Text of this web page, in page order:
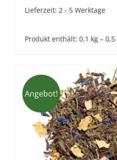
Lieferzeit: 2 - 5 Werktage
Produkt enthält: 0,1 kg– 0,5
Angebot!